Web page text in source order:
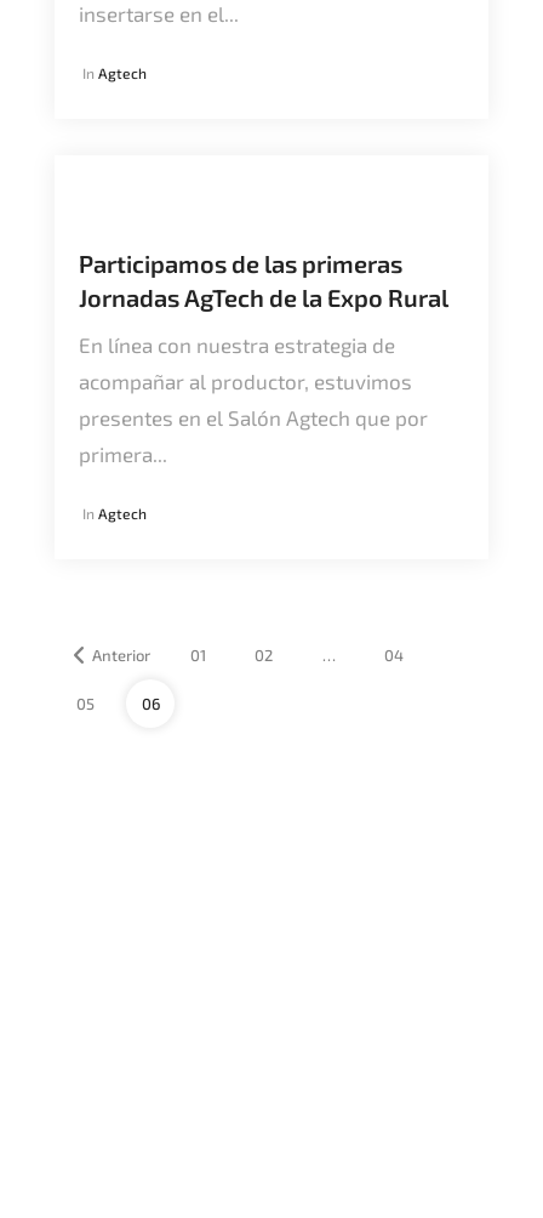
insertarse en el...
In Agtech
Participamos de las primeras
Jornadas AgTech de la Expo Rural
En línea con nuestra estrategia de
acompañar al productor, estuvimos
presentes en el Salón Agtech que por
primera...
In Agtech
Anterior 01 02 … 04
05 06